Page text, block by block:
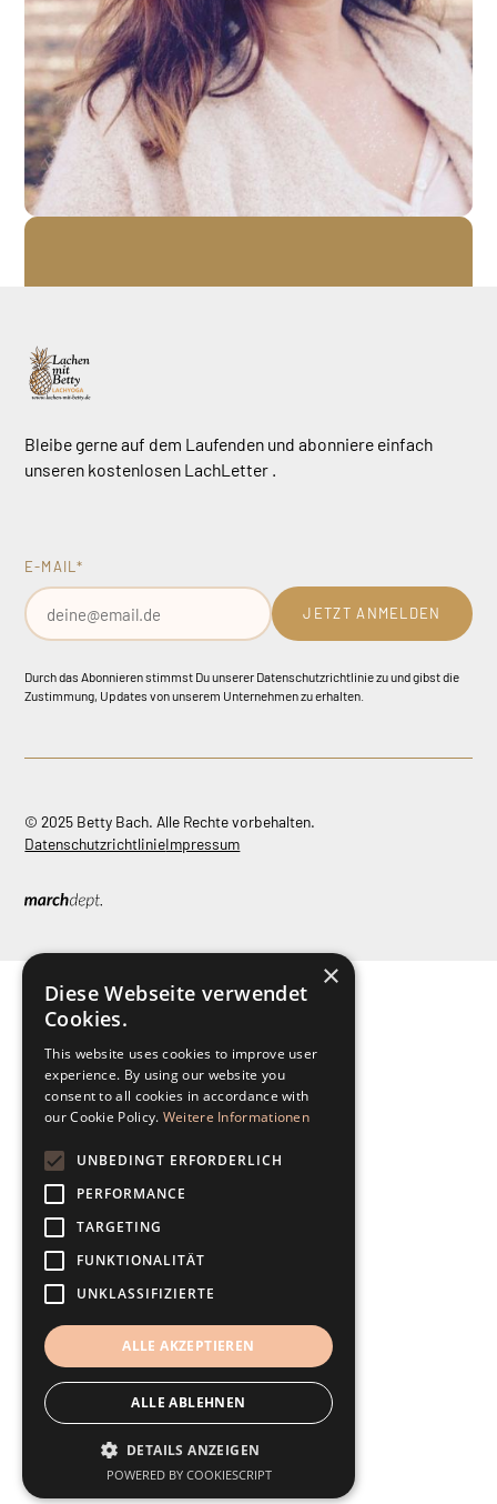
Bleibe gerne auf dem Laufenden und abonniere einfach
unseren kostenlosen LachLetter .
E-MAIL*
JETZT ANMELDEN
Durch das Abonnieren stimmst Du unserer Datenschutzrichtlinie zu und gibst die
Zustimmung, Updates von unserem Unternehmen zu erhalten.
©2025 Betty Bach. Alle Rechte vorbehalten.
DatenschutzrichtlinieImpressum
×
Diese Webseite verwendet
Cookies.
This website uses cookies to improve user
experience. By using our website you
consent to all cookies in accordance with
our Cookie Policy. Weitere Informationen
UNBEDINGT ERFORDERLICH
PERFORMANCE
TARGETING
FUNKTIONALITÄT
UNKLASSIFIZIERTE
ALLE AKZEPTIEREN
ALLE ABLEHNEN
DETAILS ANZEIGEN
POWERED BY COOKIESCRIPT